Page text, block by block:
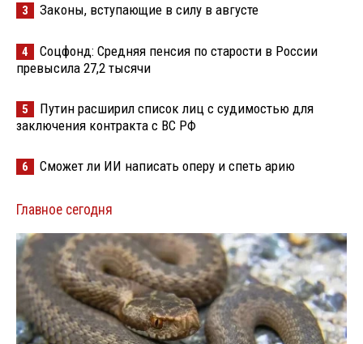
3 Законы, вступающие в силу в августе
4
Соцфонд: Средняя пенсия по старости в России
превысила 27,2 тысячи
5
Путин расширил список лиц с судимостью для
заключения контракта с ВС РФ
6 Сможет ли ИИ написать оперу и спеть арию
Главное сегодня